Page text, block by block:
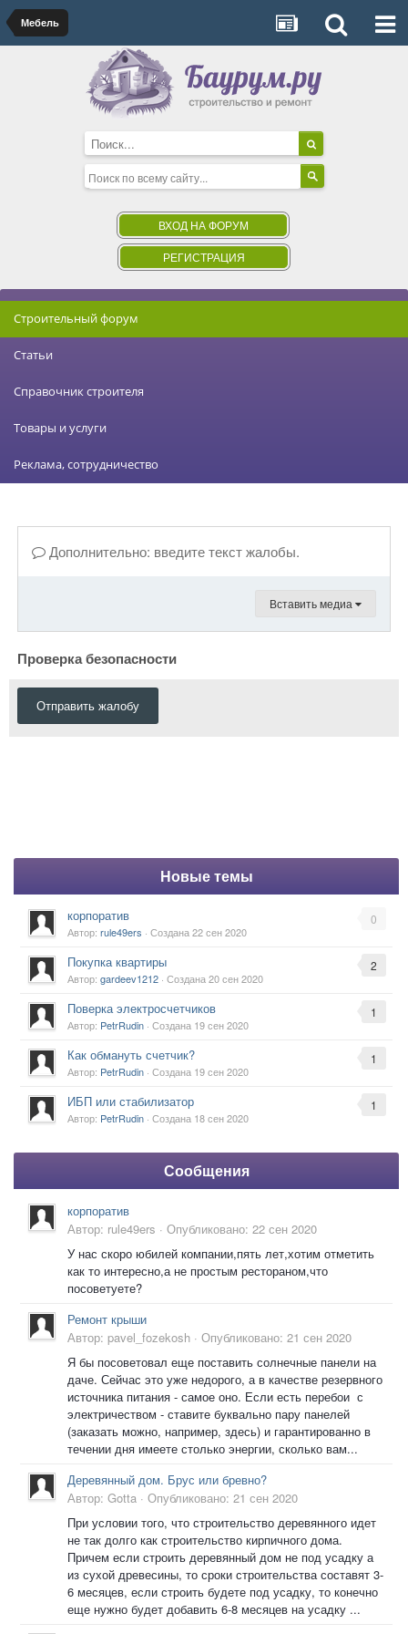
Мебель
ВХОД НА ФОРУМ
РЕГИСТРАЦИЯ
Строительный форум
Статьи
Справочник строителя
Товары и услуги
Реклама, сотрудничество
Дополнительно: введите текст жалобы.
Вставить медиа
Проверка безопасности
Отправить жалобу
Новые темы
0
корпоратив
Автор: rule49ers · Создана22 сен 2020
2
Покупка квартиры
Автор: gardeev1212 · Создана20 сен 2020
1
Поверка электросчетчиков
Автор: PetrRudin · Создана 19 сен 2020
1
Как обмануть счетчик?
Автор: PetrRudin · Создана 19 сен 2020
1
ИБП или стабилизатор
Автор: PetrRudin · Создана 18 сен 2020
Сообщения
корпоратив
Автор: rule49ers · Опубликовано: 22 сен 2020
У нас скоро юбилей компании,пять лет,хотим отметить
как то интересно,а не простым рестораном,что
посоветуете?
Ремонт крыши
Автор: pavel_fozekosh · Опубликовано: 21 сен 2020
Я бы посоветовал еще поставить солнечные панели на
даче. Сейчас это уже недорого, а в качестве резервного
источника питания - самое оно. Если есть перебои с
электричеством - ставите буквально пару панелей
(заказать можно, например, здесь) и гарантированно в
течении дня имеете столько энергии, сколько вам...
Деревянный дом. Брус или бревно?
Автор: Gotta · Опубликовано: 21 сен 2020
При условии того, что строительство деревянного идет
не так долго как строительство кирпичного дома.
Причем если строить деревянный дом не под усадку а
из сухой древесины, то сроки строительства составят 3-
6 месяцев, если строить будете под усадку, то конечно
еще нужно будет добавить 6-8 месяцев на усадку ...